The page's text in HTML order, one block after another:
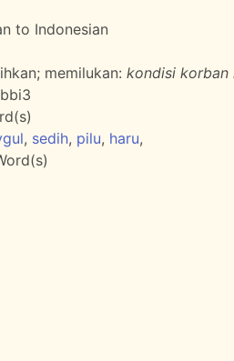
to Indonesian
memilukan: kondisi
, sedih, pilu, haru,